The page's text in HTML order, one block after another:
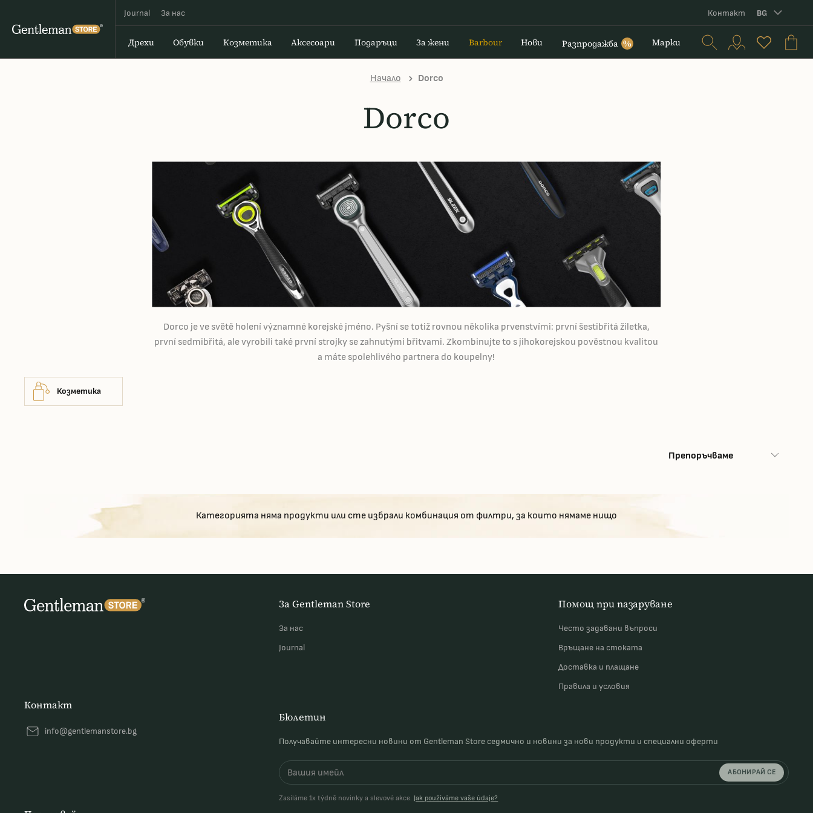
Journal За наc Контакт BG
Дрехи Обувки Козметика Аксесоари Подаръци За жени Barbour Нови Разпродажба % Марки
Начало Dorco
Dorco
Dorco je ve světě holení významné korejské jméno. Pyšní se totiž rovnou několika prvenstvími: první šestibřitá žiletka,
první sedmibřitá, ale vyrobili také první strojky se zahnutými břitvami. Zkombinujte to s jihokorejskou pověstnou kvalitou
a máte spolehlivého partnera do koupelny!
Козметика
Препоръчваме
Категорията няма продукти или сте избрали комбинация от филтри, за които нямаме нищо
За Gentleman Store
За наc
Journal
Помощ при пазаруване
Често задавани въпроси
Връщане на стоката
Доставка и плащане
Правила и условия
Бюлетин
Получавайте интересни новини от Gentleman Store седмично и новини за нови продукти и специални оферти
АБОНИРАЙ СЕ
Zasíláme 1x týdně novinky a slevové akce.Jak používáme vaše údaje?
Контакт
info@gentlemanstore.bg